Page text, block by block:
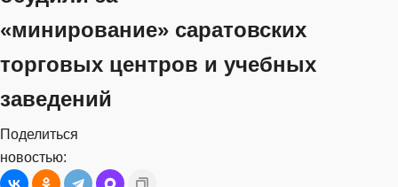
«минирование» саратовских
торговых центров и учебных
заведений
Поделиться
новостью: